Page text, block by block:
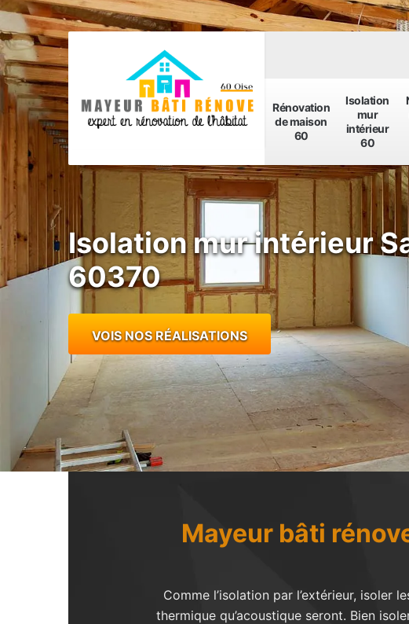
Rénovation
de maison
60
Isolation
mur
intérieur
60
Isolation mur intérieur
60370
VOIS NOS RÉALISATIONS
Mayeur bâti
Comme l’isolation par l’extérieur, isoler
thermique qu’acoustique seront. Bien